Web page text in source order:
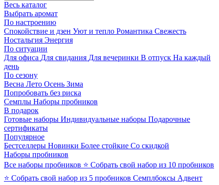
Весь каталог
Выбрать аромат
По настроению
Спокойствие и дзен Уют и тепло Романтика Свежесть
Ностальгия Энергия
По ситуации
Для офиса Для свидания Для вечеринки В отпуск На каждый
день
По сезону
Весна Лето Осень Зима
Попробовать без риска
Семплы Наборы пробников
В подарок
Готовые наборы Индивидуальные наборы Подарочные
сертификаты
Популярное
Бестселлеры Новинки Более стойкие Со скидкой
Наборы пробников
Все наборы пробников ⭐ Собрать свой набор из 10 пробников
⭐ Собрать свой набор из 5 пробников Семплбоксы Адвент